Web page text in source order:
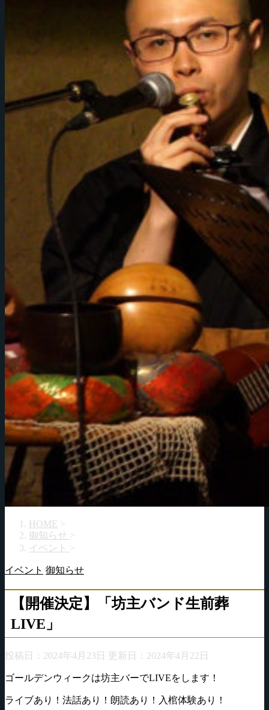
HOME >
御知らせ >
イベント >
イベント 御知らせ
【開催決定】「坊主バンド生前葬
LIVE」
投稿日：2024年4月23日 更新日： 2024年4月22日
ゴールデンウィークは坊主バーでLIVEをします！
ライブあり！法話あり！朗読あり！入棺体験あり！